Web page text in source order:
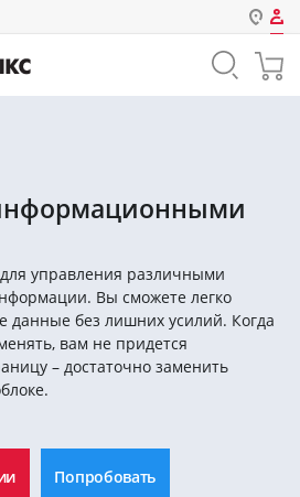
Запомнить меня на этом
компьютере
свой пароль?
войдите с помощью
управления различными
Вы сможете легко
данные без лишних усилий. Когда
вам не придется
– достаточно заменить
Попробовать